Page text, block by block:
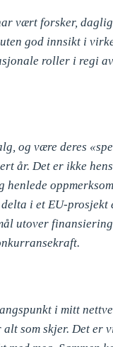
vært forsker,
god innsikt i
roller i regi
og være deres
år. Det er ikke
henlede
i et EU-
utover
i mitt
som skjer. Det er